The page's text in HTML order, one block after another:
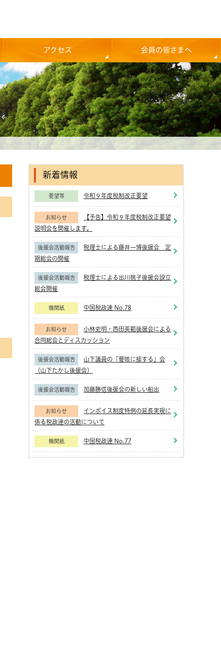
アクセス 会員の皆さまへ
新着情報
要望等 令和９年度税制改正要望
お知らせ
【予告】令和９年度税制改正要望
説明会を開催します。
後援会活動報告
税理士による藤井一博後援会 定
期総会の開催
後援会活動報告
税理士による出川桃子後援会設立
総会開催
機関紙 中国税政連 No.78
お知らせ
小林史明・西田英範後援会による
合同総会とディスカッション
後援会活動報告
山下議員の「謦咳に接する」会
（山下たかし後援会）
後援会活動報告 加藤勝信後援会の新しい船出
お知らせ
インボイス制度特例の延長実現に
係る税政連の活動について
機関紙 中国税政連 No.77